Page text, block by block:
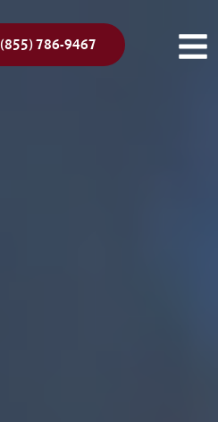
(855) 786-9467